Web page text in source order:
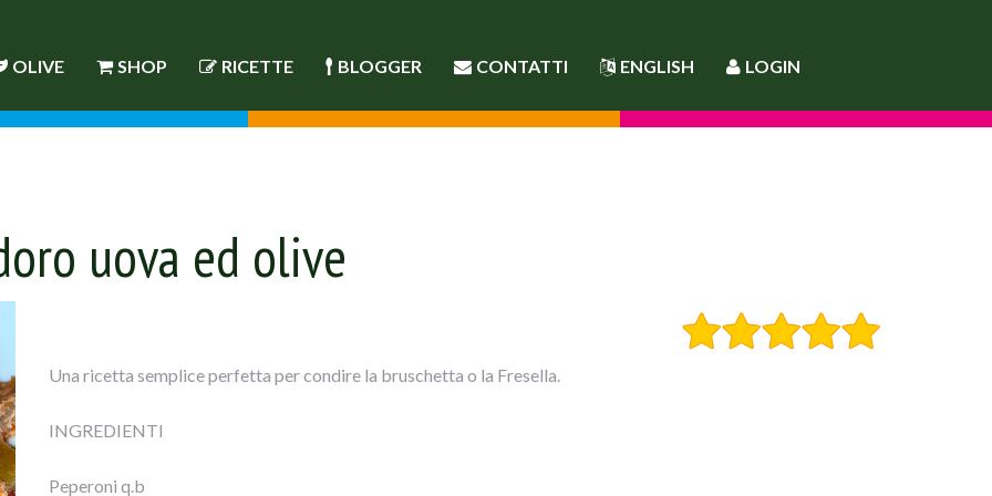
OLIVE SHOP RICETTE BLOGGER CONTATTI ENGLISH LOGIN
uova ed olive
Una ricetta semplice perfetta per condire la bruschetta o la Fresella.
INGREDIENTI
Peperoni q.b